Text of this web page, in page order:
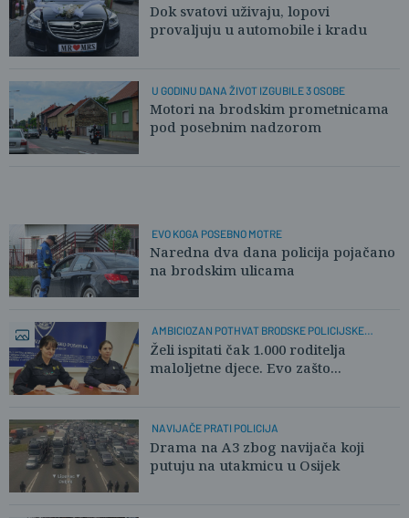
Dok svatovi uživaju, lopovi
provaljuju u automobile i kradu
U GODINU DANA ŽIVOT IZGUBILE 3 OSOBE
Motori na brodskim prometnicama
pod posebnim nadzorom
EVO KOGA POSEBNO MOTRE
Naredna dva dana policija pojačano
na brodskim ulicama
AMBICIOZAN POTHVAT BRODSKE POLICIJSKE
SLUŽBENICE:
Želi ispitati čak 1.000 roditelja
maloljetne djece. Evo zašto...
NAVIJAČE PRATI POLICIJA
Drama na A3 zbog navijača koji
putuju na utakmicu u Osijek